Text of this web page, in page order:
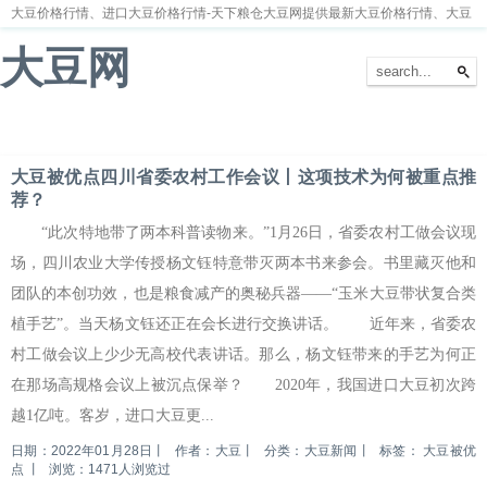
大豆价格行情、进口大豆价格行情-天下粮仓大豆网提供最新大豆价格行情、大豆
大豆网
大豆被优点四川省委农村工作会议丨这项技术为何被重点推
荐？
“此次特地带了两本科普读物来。”1月26日，省委农村工做会议现
场，四川农业大学传授杨文钰特意带灭两本书来参会。书里藏灭他和
团队的本创功效，也是粮食减产的奥秘兵器——“玉米大豆带状复合类
植手艺”。当天杨文钰还正在会长进行交换讲话。 近年来，省委农
村工做会议上少少无高校代表讲话。那么，杨文钰带来的手艺为何正
在那场高规格会议上被沉点保举？ 2020年，我国进口大豆初次跨
越1亿吨。客岁，进口大豆更...
日期：2022年01月28日 作者：大豆 分类：大豆新闻 标签： 大豆被优
点
浏览：1471人浏览过